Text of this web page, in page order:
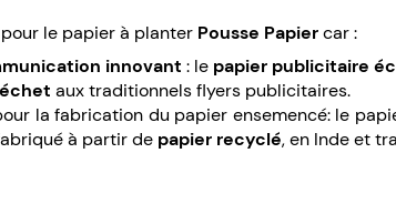
le papier à planter Pousse Papiercar :
innovant : le papier publicitaire
aux traditionnels flyers publicitaires.
la fabrication du papier ensemencé: le
à partir de papier recyclé, en Inde et